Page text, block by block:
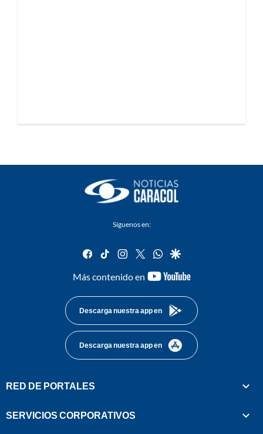
Síguenos en:
facebook
tiktok instagram
twitterwhatsapp
google
Más contenido en
youtube-
Descarga nuestra app en
Descarga nuestra app en
RED DE PORTALES
SERVICIOS CORPORATIVOS